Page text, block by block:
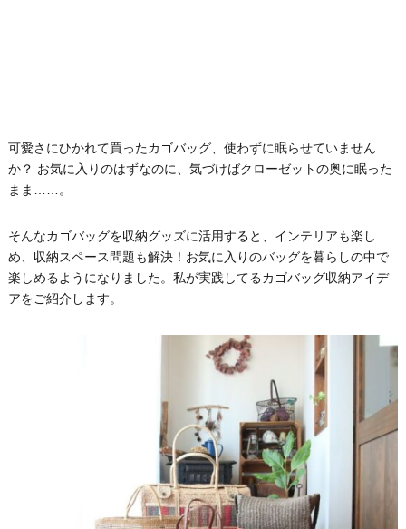
可愛さにひかれて買ったカゴバッグ、使わずに眠らせていません
か？ お気に入りのはずなのに、気づけばクローゼットの奥に眠った
まま……。
そんなカゴバッグを収納グッズに活用すると、インテリアも楽し
め、収納スペース問題も解決！お気に入りのバッグを暮らしの中で
楽しめるようになりました。私が実践してるカゴバッグ収納アイデ
アをご紹介します。